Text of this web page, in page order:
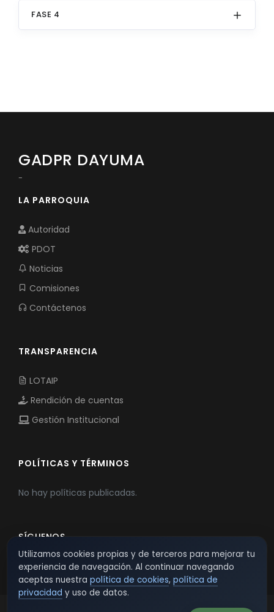
FASE 4
GADPR DAYUMA
-
LA PARROQUIA
Autoridad
PDOT
Noticias
Comisiones
Contáctenos
TRANSPARENCIA
LOTAIP
Rendición de cuentas
Gestión Institucional
POLÍTICAS Y TÉRMINOS
No hay políticas publicadas.
SÍGUENOS
Utilizamos cookies propias y de terceros para mejorar tu
experiencia de navegación. Al continuar navegando
aceptas nuestra política de cookies, política de
privacidad y uso de datos.